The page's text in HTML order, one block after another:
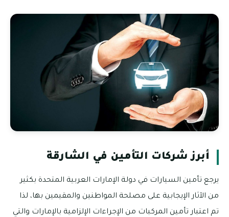
أبرز شركات التأمين في الشارقة
يرجع تأمين السيارات في دولة الإمارات العربية المتحدة بكثير
من الآثار الإيجابية على مصلحة المواطنين والمقيمين بها، لذا
تم اعتبار تأمين المركبات من الإجراءات الإلزامية بالإمارات والتي